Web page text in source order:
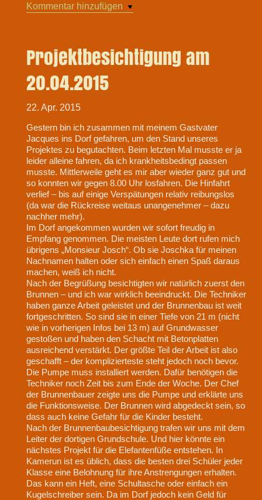
Kommentar hinzufügen
Projektbesichtigung am
20.04.2015
22. Apr. 2015
Gestern bin ich zusammen mit meinem Gastvater
Jacques ins Dorf gefahren, um den Stand unseres
Projektes zu begutachten. Beim letzten Mal musste er ja
leider alleine fahren, da ich krankheitsbedingt passen
musste. Mittlerweile geht es mir aber wieder ganz gut und
so konnten wir gegen 8.00 Uhr losfahren. Die Hinfahrt
verlief – bis auf einige Verspätungen relativ reibungslos
(da war die Rückreise weitaus unangenehmer – dazu
nachher mehr).
Im Dorf angekommen wurden wir sofort freudig in
Empfang genommen. Die meisten Leute dort rufen mich
übrigens „Monsieur Josch“. Ob sie Joschka für meinen
Nachnamen halten oder sich einfach einen Spaß daraus
machen, weiß ich nicht.
Nach der Begrüßung besichtigten wir natürlich zuerst den
Brunnen – und ich war wirklich beeindruckt. Die Techniker
haben ganze Arbeit geleistet und der Brunnenbau ist weit
fortgeschritten. So sind sie in einer Tiefe von 21 m (nicht
wie in vorherigen Infos bei 13 m) auf Grundwasser
gestoßen und haben den Schacht mit Betonplatten
ausreichend verstärkt. Der größte Teil der Arbeit ist also
geschafft – der komplizierteste steht jedoch noch bevor.
Die Pumpe muss installiert werden. Dafür benötigen die
Techniker noch Zeit bis zum Ende der Woche. Der Chef
der Brunnenbauer zeigte uns die Pumpe und erklärte uns
die Funktionsweise. Der Brunnen wird abgedeckt sein, so
dass auch keine Gefahr für die Kinder besteht.
Nach der Brunnenbaubesichtigung trafen wir uns mit dem
Leiter der dortigen Grundschule. Und hier könnte ein
nächstes Projekt für die Elefantenfüße entstehen. In
Kamerun ist es üblich, dass die besten drei Schüler jeder
Klasse eine Belohnung für ihre Anstrengungen erhalten.
Das kann ein Heft, eine Schultasche oder einfach ein
Kugelschreiber sein. Da im Dorf jedoch kein Geld für